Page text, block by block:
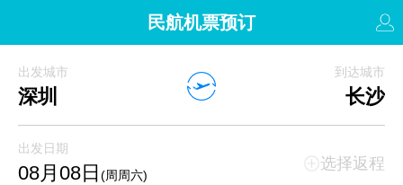
民航机票预订
出发城市
深圳
到达城市
长沙
出发日期
08月08日 (周周六)
选择返程